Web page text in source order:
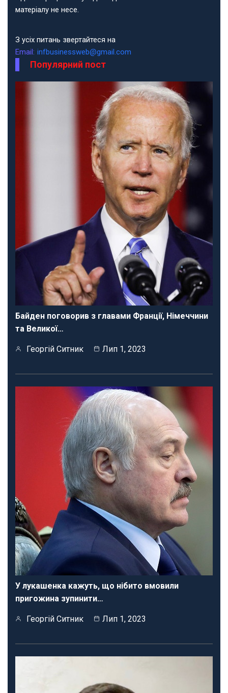
матеріалу не несе.
З усіх питань звертайтеся на
Email: infbusinessweb@gmail.com
Популярний пост
Байден поговорив з главами Франції, Німеччини
та Великої…
Георгій Ситник Лип 1, 2023
У лукашенка кажуть, що нібито вмовили
пригожина зупинити…
Георгій Ситник Лип 1, 2023